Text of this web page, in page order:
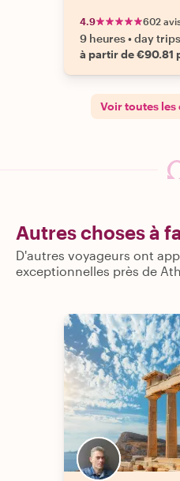
4.9 602
9 heures•day trips
à partir de €90.81
Voir toutes les
Autres choses à
D'autres voyageurs ont
exceptionnelles près de